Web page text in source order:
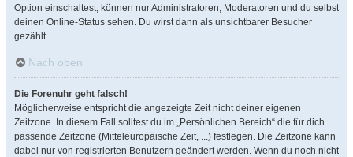
Option einschaltest, können nur Administratoren, Moderatoren und du selbst
deinen Online-Status sehen. Du wirst dann als unsichtbarer Besucher
gezählt.
Nach oben
Die Forenuhr geht falsch!
Möglicherweise entspricht die angezeigte Zeit nicht deiner eigenen
Zeitzone. In diesem Fall solltest du im „Persönlichen Bereich“ die für dich
passende Zeitzone (Mitteleuropäische Zeit, ...) festlegen. Die Zeitzone kann
dabei nur von registrierten Benutzern geändert werden. Wenn du noch nicht